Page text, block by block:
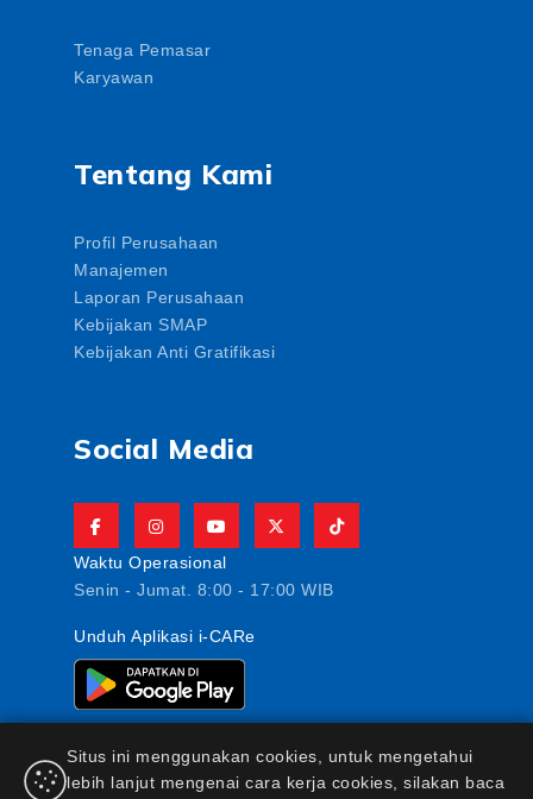
Tenaga Pemasar
Karyawan
Tentang Kami
Profil Perusahaan
Manajemen
Laporan Perusahaan
Kebijakan SMAP
Kebijakan Anti Gratifikasi
Social Media
Waktu Operasional
Senin - Jumat. 8:00 - 17:00 WIB
Unduh Aplikasi i-CARe
Situs ini menggunakan cookies, untuk mengetahui
lebih lanjut mengenai cara kerja cookies, silakan baca